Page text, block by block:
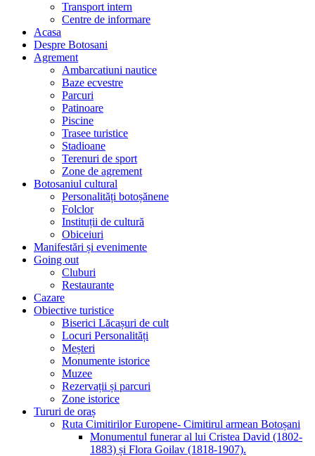
Transport intern
Centre de informare
Acasa
Despre Botosani
Agrement
Ambarcatiuni nautice
Baze ecvestre
Parcuri
Patinoare
Piscine
Trasee turistice
Stadioane
Terenuri de sport
Zone de agrement
Botosaniul cultural
Personalități botoșănene
Folclor
Instituții de cultură
Obiceiuri
Manifestări și evenimente
Going out
Cluburi
Restaurante
Cazare
Obiective turistice
Biserici Lăcașuri de cult
Locuri Personalități
Meșteri
Monumente istorice
Muzee
Rezervații și parcuri
Zone istorice
Tururi de oraș
Ruta Cimitirilor Europene- Cimitirul armean Botoșani
Monumentul funerar al lui Cristea David (1802-
1883) și Flora Goilav (1818-1907).